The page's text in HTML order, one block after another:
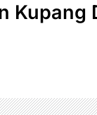
Kupang